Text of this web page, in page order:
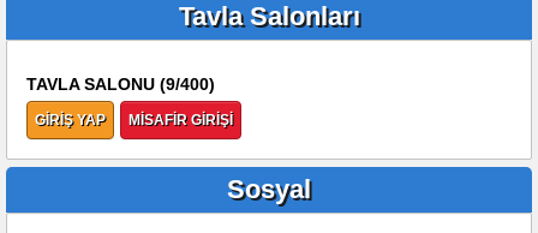
Tavla Salonları
TAVLA SALONU (9/400)
GİRİŞ YAP MİSAFİR GİRİŞİ
Sosyal